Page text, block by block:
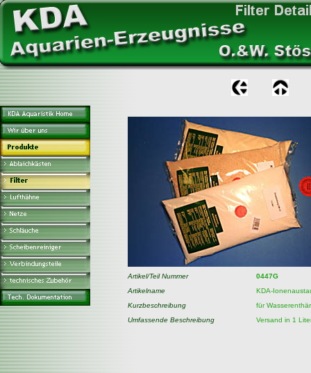
Artikel/Teil Nummer
0447G
Artikelname
KDA-
Kurzbeschreibung
für
Umfassende Beschreibung
Versand in 1